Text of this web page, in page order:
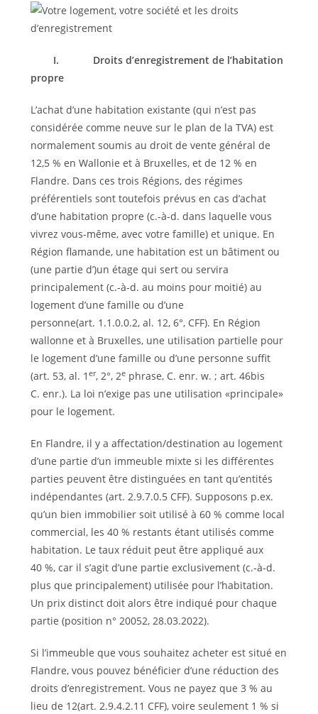
I. Droits d’enregistrement de l’habitation
propre
L’achat d’une habitation existante (qui n’est pas
considérée comme neuve sur le plan de la TVA) est
normalement soumis au droit de vente général de
12,5 % en Wallonie et à Bruxelles, et de 12 % en
Flandre. Dans ces trois Régions, des régimes
préférentiels sont toutefois prévus en cas d’achat
d’une habitation propre (c.-à-d. dans laquelle vous
vivrez vous-même, avec votre famille) et unique. En
Région flamande, une habitation est un bâtiment ou
(une partie d’)un étage qui sert ou servira
principalement (c.-à-d. au moins pour moitié) au
logement d’une famille ou d’une
personne(art. 1.1.0.0.2, al. 12, 6°, CFF). En Région
wallonne et à Bruxelles, une utilisation partielle pour
le logement d’une famille ou d’une personne suffit
(art. 53, al. 1 er, 2°, 2ephrase, C. enr. w. ; art. 46bis
C. enr.). La loi n’exige pas une utilisation «principale»
pour le logement.
En Flandre, il y a affectation/destination au logement
d’une partie d’un immeuble mixte si les différentes
parties peuvent être distinguées en tant qu’entités
indépendantes (art. 2.9.7.0.5 CFF). Supposons p.ex.
qu’un bien immobilier soit utilisé à 60 % comme local
commercial, les 40 % restants étant utilisés comme
habitation. Le taux réduit peut être appliqué aux
40 %, car il s’agit d’une partie exclusivement (c.‑à‑d.
plus que principalement) utilisée pour l’habitation.
Un prix distinct doit alors être indiqué pour chaque
partie (position n° 20052, 28.03.2022).
Si l’immeuble que vous souhaitez acheter est situé en
Flandre, vous pouvez bénéficier d’une réduction des
droits d’enregistrement. Vous ne payez que 3 % au
lieu de 12(art. 2.9.4.2.11 CFF), voire seulement 1 % si